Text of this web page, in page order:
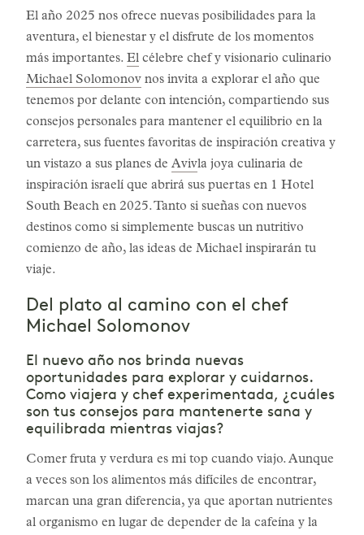
El año 2025 nos ofrece nuevas posibilidades para la
aventura, el bienestar y el disfrute de los momentos
más importantes. El célebre chef y visionario culinario
Michael Solomonov nos invita a explorar el año que
tenemos por delante con intención, compartiendo sus
consejos personales para mantener el equilibrio en la
carretera, sus fuentes favoritas de inspiración creativa y
un vistazo a sus planes de Avivla joya culinaria de
inspiración israelí que abrirá sus puertas en 1 Hotel
South Beach en 2025. Tanto si sueñas con nuevos
destinos como si simplemente buscas un nutritivo
comienzo de año, las ideas de Michael inspirarán tu
viaje.
Del plato al camino con el chef
Michael Solomonov
El nuevo año nos brinda nuevas
oportunidades para explorar y cuidarnos.
Como viajera y chef experimentada, ¿cuáles
son tus consejos para mantenerte sana y
equilibrada mientras viajas?
Comer fruta y verdura es mi top cuando viajo. Aunque
a veces son los alimentos más difíciles de encontrar,
marcan una gran diferencia, ya que aportan nutrientes
al organismo en lugar de depender de la cafeína y la